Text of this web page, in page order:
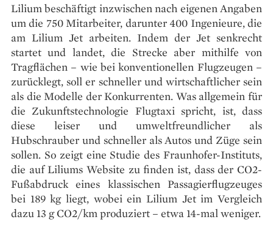
Lilium beschäftigt inzwischen nach eigenen Angaben
um die 750 Mitarbeiter, darunter 400 Ingenieure, die
am Lilium Jet arbeiten. Indem der Jet senkrecht
startet und landet, die Strecke aber mithilfe von
Tragflächen – wie bei konventionellen Flugzeugen –
zurücklegt, soll er schneller und wirtschaftlicher sein
als die Modelle der Konkurrenten. Was allgemein für
die Zukunftstechnologie Flugtaxi spricht, ist, dass
diese leiser und umweltfreundlicher als
Hubschrauber und schneller als Autos und Züge sein
sollen. So zeigt eine Studie des Fraunhofer-Instituts,
die auf Liliums Website zu finden ist, dass der CO2-
Fußabdruck eines klassischen Passagierflugzeuges
bei 189 kg liegt, wobei ein Lilium Jet im Vergleich
dazu 13 g CO2/km produziert – etwa 14-mal weniger.